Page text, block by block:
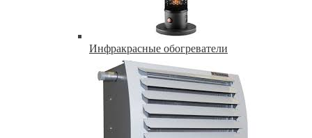
Инфракрасные обогреватели